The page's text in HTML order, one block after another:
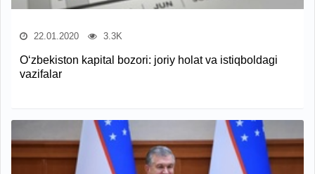
22.01.2020 3.3K
O‘zbekiston kapital bozori: joriy holat va istiqboldagi
vazifalar